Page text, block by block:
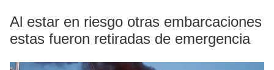
Al estar en riesgo otras embarcaciones
estas fueron retiradas de emergencia